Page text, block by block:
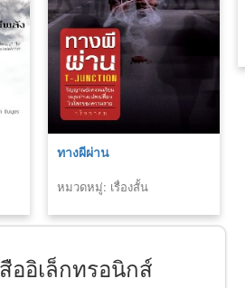
ทางผีผ่าน
หมวดหมู่: เรื่องสั้น
อิเล็กทรอนิกส์